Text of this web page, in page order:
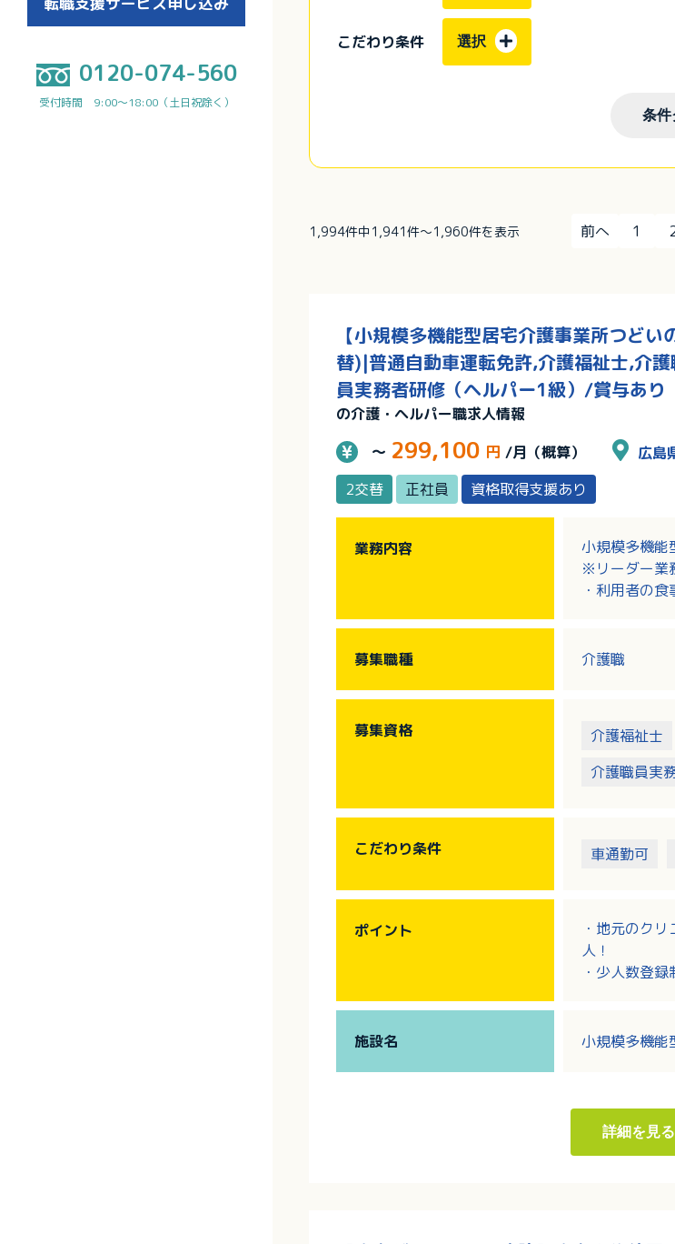
0120-074-560
受付時間 9:00～18:00（土日祝除く）
こだわり条件 選択
条件
1,994件中1,941件～1,960件を表示 前へ 1
【小規模多機能型居宅介護事業所つど
替)|普通自動車運転免許,介護福祉士,介
員実務者研修（ヘルパー1級）/賞与あり
の介護・ヘルパー職求人情報
～ 299,100 円 /月（概算）
広島
2交替
正社員 資格取得支援あり
業務内容
小規模多機能
※リーダー業
・利用者の
募集職種 介護職
募集資格 介護福祉士
介護職員実
こだわり条件 車通勤可
ポイント
・地元のク
人！
・少人数登
・週40時間勤
施設名 小規模多機能
詳細を見る